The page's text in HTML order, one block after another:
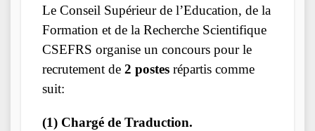
Le Conseil Supérieur de l’Education, de la
Formation et de la Recherche Scientifique
CSEFRS organise un concours pour le
recrutement de 2 postes répartis comme
suit:
(1) Chargé de Traduction.